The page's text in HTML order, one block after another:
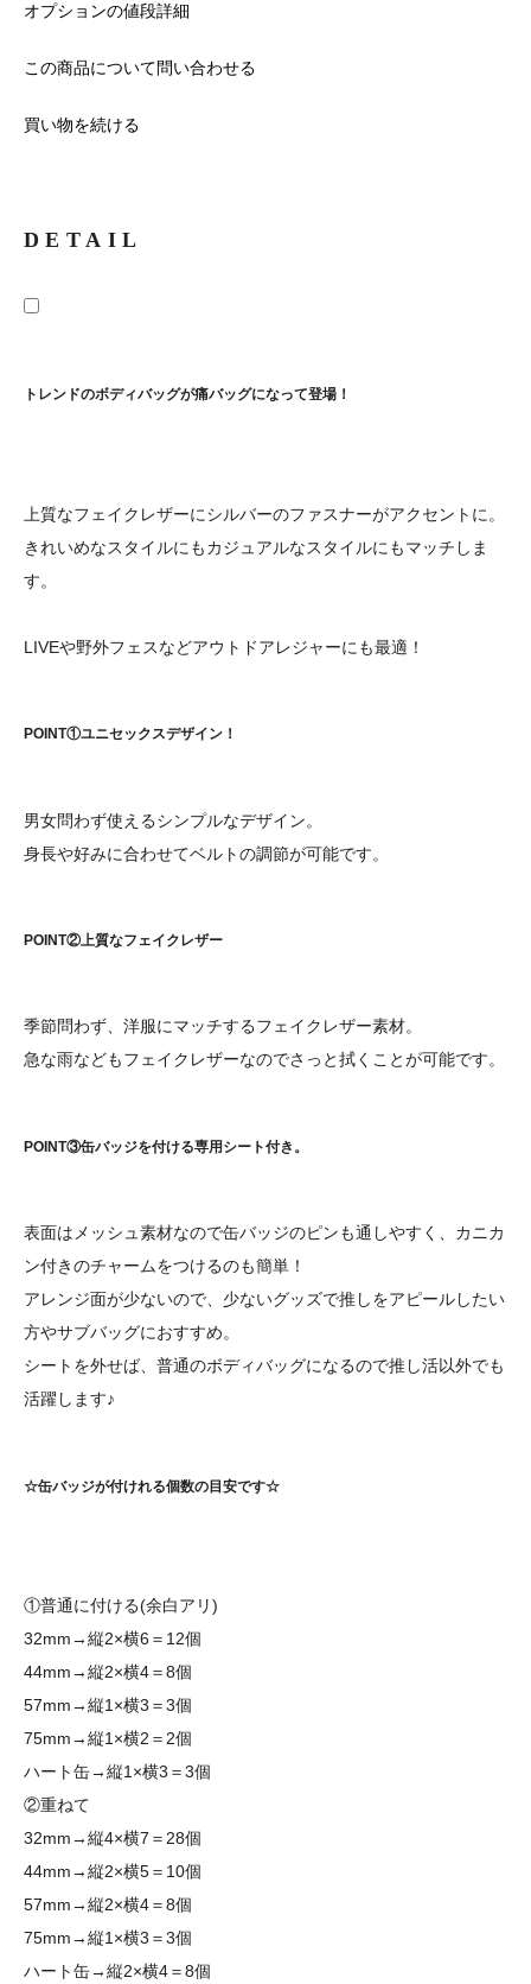
オプションの値段詳細
この商品について問い合わせる
買い物を続ける
DETAIL
トレンドのボディバッグが痛バッグになって登場！
上質なフェイクレザーにシルバーのファスナーがアクセントに。
きれいめなスタイルにもカジュアルなスタイルにもマッチしま
す。
LIVEや野外フェスなどアウトドアレジャーにも最適！
POINT①ユニセックスデザイン！
男女問わず使えるシンプルなデザイン。
身長や好みに合わせてベルトの調節が可能です。
POINT②上質なフェイクレザー
季節問わず、洋服にマッチするフェイクレザー素材。
急な雨などもフェイクレザーなのでさっと拭くことが可能です。
POINT③缶バッジを付ける専用シート付き。
表面はメッシュ素材なので缶バッジのピンも通しやすく、カニカ
ン付きのチャームをつけるのも簡単！
アレンジ面が少ないので、少ないグッズで推しをアピールしたい
方やサブバッグにおすすめ。
シートを外せば、普通のボディバッグになるので推し活以外でも
活躍します♪
☆缶バッジが付けれる個数の目安です☆
①普通に付ける(余白アリ)
32mm→縦2×横6＝12個
44mm→縦2×横4＝8個
57mm→縦1×横3＝3個
75mm→縦1×横2＝2個
ハート缶→縦1×横3＝3個
②重ねて
32mm→縦4×横7＝28個
44mm→縦2×横5＝10個
57mm→縦2×横4＝8個
75mm→縦1×横3＝3個
ハート缶→縦2×横4＝8個